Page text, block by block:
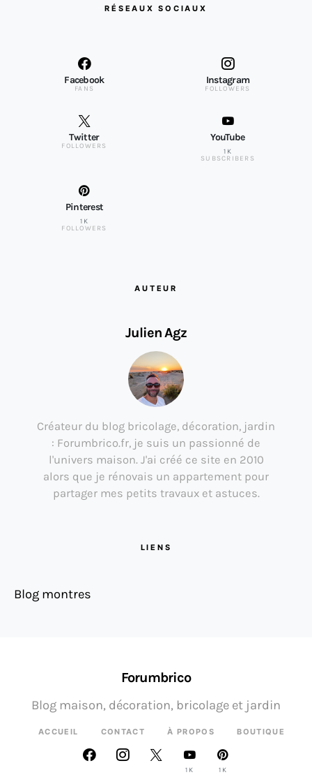
RÉSEAUX SOCIAUX
Facebook
FANS
Instagram
FOLLOWERS
Twitter
FOLLOWERS
YouTube
1K
SUBSCRIBERS
Pinterest
1K
FOLLOWERS
AUTEUR
Julien Agz
Créateur du blog bricolage, décoration, jardin
: Forumbrico.fr, je suis un passionné de
l'univers maison. J'ai créé ce site en 2010
alors que je rénovais un appartement pour
partager mes petits travaux et astuces.
LIENS
Blog montres
Forumbrico
ACCUEIL CONTACT À PROPOS BOUTIQUE
Blog maison, décoration, bricolage et jardin
1K 1K